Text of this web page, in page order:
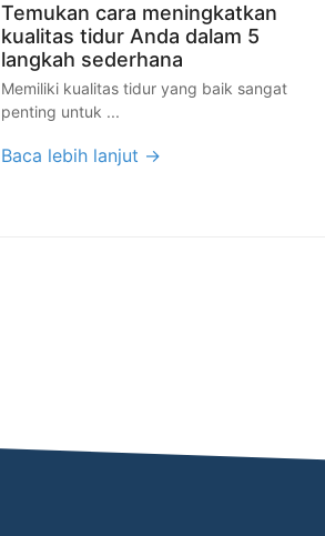
Temukan cara meningkatkan
kualitas tidur Anda dalam 5
langkah sederhana
Memiliki kualitas tidur yang baik sangat
penting untuk ...
Baca lebih lanjut →